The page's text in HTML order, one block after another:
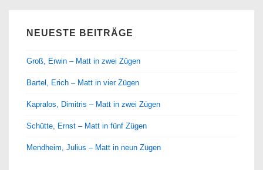
NEUESTE BEITRÄGE
Groß, Erwin – Matt in zwei Zügen
Bartel, Erich – Matt in vier Zügen
Kapralos, Dimitris – Matt in zwei Zügen
Schütte, Ernst – Matt in fünf Zügen
Mendheim, Julius – Matt in neun Zügen